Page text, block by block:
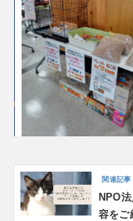
NPO
容をご